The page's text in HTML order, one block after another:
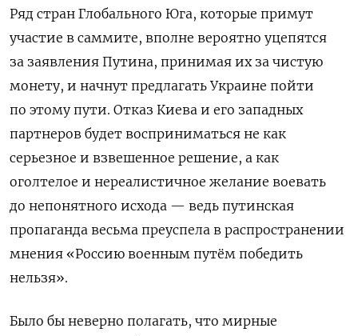
Ряд стран Глобального Юга, которые примут
участие в саммите, вполне вероятно уцепятся
за заявления Путина, принимая их за чистую
монету, и начнут предлагать Украине пойти
по этому пути. Отказ Киева и его западных
партнеров будет восприниматься не как
серьезное и взвешенное решение, а как
оголтелое и нереалистичное желание воевать
до непонятного исхода — ведь путинская
пропаганда весьма преуспела в распространении
мнения «Россию военным путём победить
нельзя».
Было бы неверно полагать, что мирные